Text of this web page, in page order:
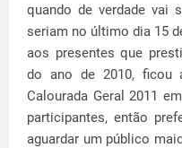
quando de verdade vai
seriam no último dia 15
aos presentes que
do ano de 2010, ficou
Calourada Geral 2011
participantes, então
aguardar um público